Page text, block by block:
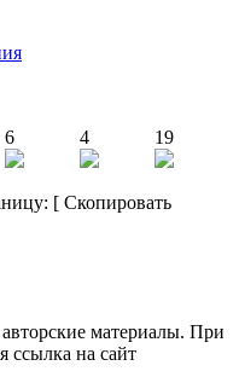
6 4 19
[ Скопировать
материалы. При
ссылка на сайт